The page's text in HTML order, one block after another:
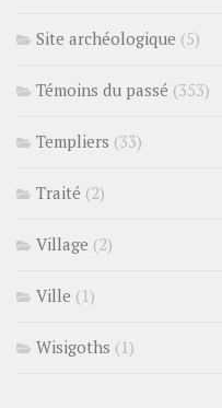
Site archéologique (5)
Témoins du passé (353)
Templiers (33)
Traité (2)
Village (2)
Ville (1)
Wisigoths (1)